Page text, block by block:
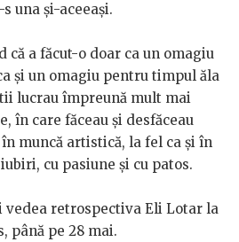
una şi-aceeaşi.
că a făcut-o doar ca un omagiu
a şi un omagiu pentru timpul ăla
lucrau împreună mult mai
în care făceau şi desfăceau
muncă artistică, la fel ca şi în
cu pasiune şi cu patos.
vedea retrospectiva Eli Lotar la
până pe 28 mai.